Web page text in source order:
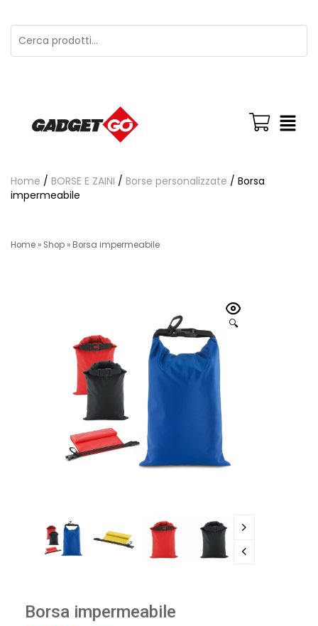
Home / BORSE E ZAINI / Borse personalizzate / Borsa
impermeabile
Home » Shop » Borsa impermeabile
🔍
Borsa impermeabile